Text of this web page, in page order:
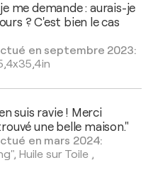
me demande : aurais-je
? C'est bien le cas
en septembre 2023:
suis ravie ! Merci
une belle maison."
en mars 2024:
Huile sur Toile,